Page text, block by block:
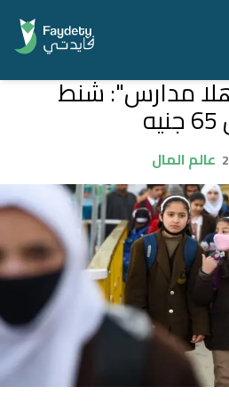
مدارس": شنط
عالم المال